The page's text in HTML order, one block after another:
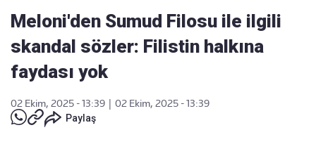
Meloni'den Sumud Filosu ile ilgili
skandal sözler: Filistin halkına
faydası yok
02 Ekim, 2025 - 13:39
02 Ekim, 2025 - 13:39
Paylaş